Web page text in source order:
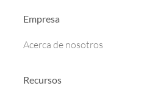
Empresa
Acerca de nosotros
Recursos